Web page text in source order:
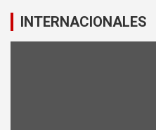
INTERNACIONALES